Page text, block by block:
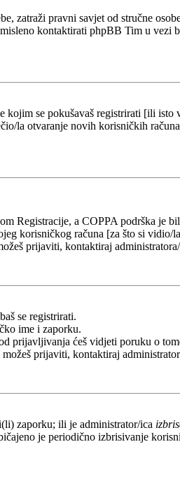
zatraži pravni savjet od stručne
kontaktirati phpBB Tim u
se pokušavaš registrirati [ili
la otvaranje novih korisničkih
Registracije, a COPPA podrška je
korisničkog računa [za što si
prijaviti, kontaktiraj
se registrirati.
ime i zaporku.
prijavljivanja ćeš vidjeti poruku o
prijaviti, kontaktiraj
zaporku; ili je administrator/ica
je periodično izbrisivanje